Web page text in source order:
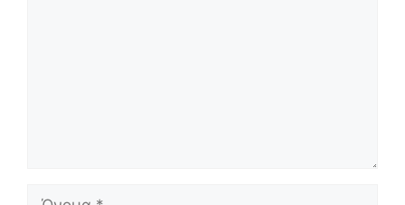
Όνομα